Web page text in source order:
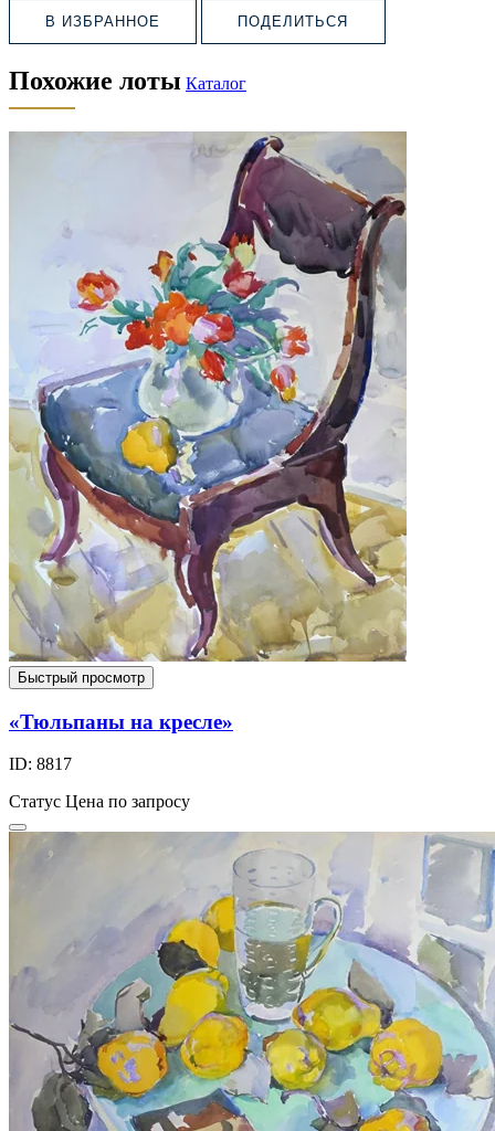
В ИЗБРАННОЕ ПОДЕЛИТЬСЯ
Похожие лоты Каталог
Быстрый просмотр
«Тюльпаны на кресле»
ID: 8817
Статус Цена по запросу